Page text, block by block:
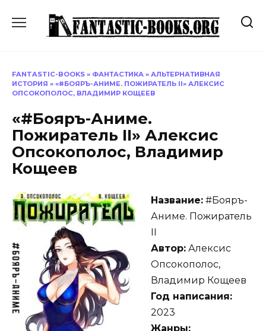
содержанию
FANTASTIC-BOOKS » ФАНТАСТИКА » АЛЬТЕРНАТИВНАЯ
ИСТОРИЯ » «#БОЯРЪ-АНИМЕ. ПОЖИРАТЕЛЬ II» АЛЕКСИС
ОПСОКОПОЛОС, ВЛАДИМИР КОЩЕЕВ
«#Бояръ-Аниме.
Пожиратель II» Алексис
Опсокополос, Владимир
Кощеев
Название: #Бояръ-
Аниме. Пожиратель
II
Автор: Алексис
Опсокополос,
Владимир Кощеев
Год написания:
2023
Жанры: